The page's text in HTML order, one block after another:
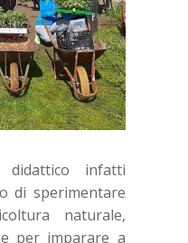
infatti
di sperimentare
naturale,
per imparare a